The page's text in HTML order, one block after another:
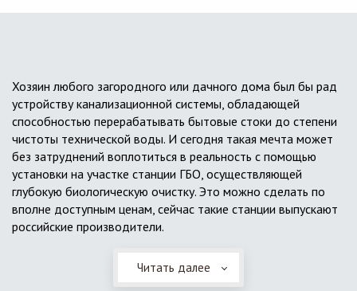
Хозяин любого загородного или дачного дома был бы рад
устройству канализационной системы, обладающей
способностью перерабатывать бытовые стоки до степени
чистоты технической воды. И сегодня такая мечта может
без затруднений воплотиться в реальность с помощью
установки на участке станции ГБО, осуществляющей
глубокую биологическую очистку. Это можно сделать по
вполне доступным ценам, сейчас такие станции выпускают
российские производители.
Читать далее